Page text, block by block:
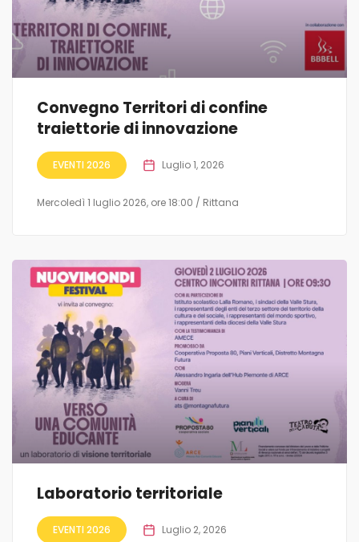
Convegno Territori di confine
traiettorie di innovazione
EVENTI 2026 Luglio 1, 2026
Mercoledì 1 luglio 2026, ore 18:00 / Rittana
Laboratorio territoriale
EVENTI 2026 Luglio 2, 2026